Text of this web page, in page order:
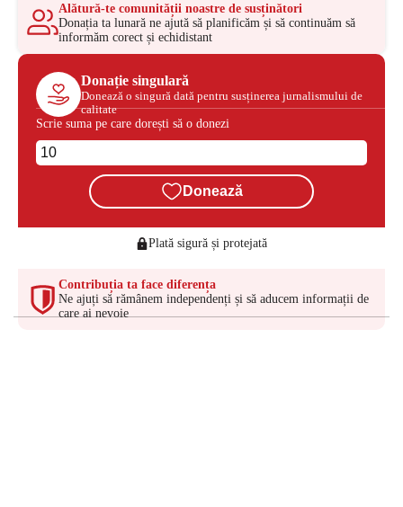
Alătură-te comunității noastre de susținători
Donația ta lunară ne ajută să planificăm și să continuăm să
informăm corect și echidistant
Donație singulară
Donează o singură dată pentru susținerea jurnalismului de
calitate
Scrie suma pe care dorești să o donezi
Donează
Plată sigură și protejată
Contribuția ta face diferența
Ne ajuți să rămânem independenți și să aducem informații de
care ai nevoie